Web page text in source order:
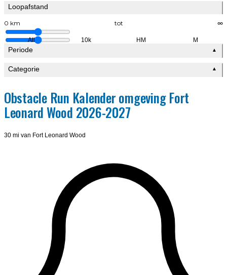
Loopafstand
0 km tot ∞
All 10k HM M
Periode ▲
Categorie ▲
Obstacle Run Kalender omgeving Fort
Leonard Wood 2026-2027
30 mi van Fort Leonard Wood